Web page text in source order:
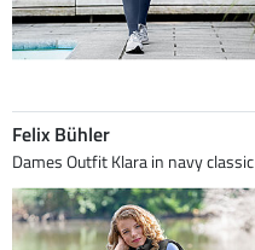
Felix Bühler
Dames Outfit Klara in navy classic